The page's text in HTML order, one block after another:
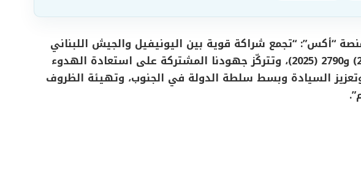
“أكس”: “تجمع شراكة قوية بين اليونيفيل والجيش اللبناني
لدعم القرارين 1701 (2006) و2790 (2025)، وتتركّز جهودنا المشتركة على استعادة الهدوء
السيادة وبسط سلطة الدولة في الجنوب، وتهيئة الظروف